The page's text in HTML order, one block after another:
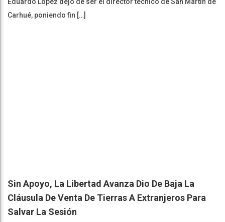
Carhué, poniendo fin […]
Sin Apoyo, La Libertad Avanza Dio De Baja La
Cláusula De Venta De Tierras A Extranjeros Para
Salvar La Sesión